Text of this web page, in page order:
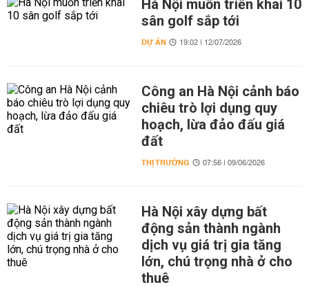
Hà Nội muốn triển khai 10
sân golf sắp tới
DỰ ÁN 19:02 | 12/07/2026
Công an Hà Nội cảnh báo
chiêu trò lợi dụng quy
hoạch, lừa đảo đấu giá
đất
THỊ TRƯỜNG 07:56 | 09/06/2026
Hà Nội xây dựng bất
động sản thành ngành
dịch vụ giá trị gia tăng
lớn, chú trọng nhà ở cho
thuê